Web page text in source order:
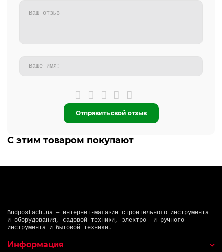
Отправить свой отзыв
С этим товаром покупают
Budpostach.ua — интернет-магазин строительного инструмента
и оборудования, садовой техники, электро- и ручного
инструмента и бытовой техники.
Информация